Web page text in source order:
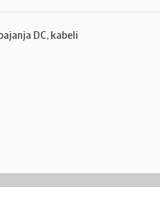
DC, kabeli